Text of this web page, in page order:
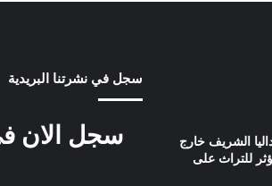
الشريف خارج
للتراث على
سجل في نشرتنا البريدية
سجل الان